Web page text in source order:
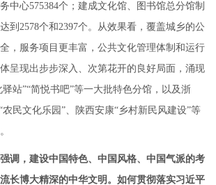
中心575384个；建成文化馆、图书馆总分馆制
到2578个和2397个。从效果看，覆盖城乡的公
，服务项目更丰富，公共文化管理体制和运行
呈现出步步深入、次第花开的良好局面，涌现
驿站”“简悦书吧”等一大批特色分馆，以及浙
农民文化乐园”、陕西安康“乡村新民风建设”等
调，建设中国特色、中国风格、中国气派的考
长博大精深的中华文明。如何贯彻落实习近平